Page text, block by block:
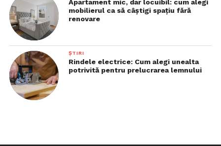
Apartament mic, dar locuibil: cum alegi
mobilierul ca să câștigi spațiu fără
renovare
ȘTIRI
Rindele electrice: Cum alegi unealta
potrivită pentru prelucrarea lemnului